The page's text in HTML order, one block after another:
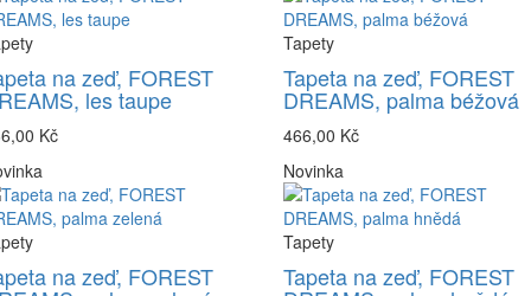
na zeď, FOREST
les taupe
Kč
Tapety
Tapeta na zeď, FOREST
DREAMS, palma béžová
466,00 Kč
na zeď, FOREST
Novinka
Tapety
Tapeta na zeď, FOREST